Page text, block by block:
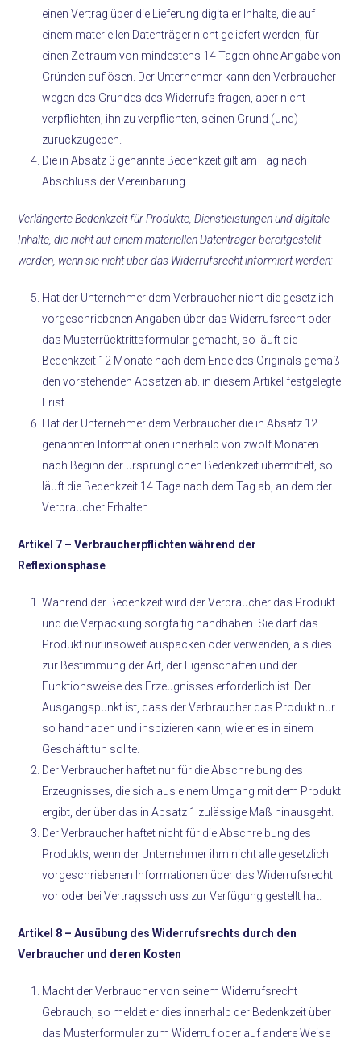
einen Vertrag über die Lieferung digitaler Inhalte, die auf
einem materiellen Datenträger nicht geliefert werden, für
einen Zeitraum von mindestens 14 Tagen ohne Angabe von
Gründen auflösen. Der Unternehmer kann den Verbraucher
wegen des Grundes des Widerrufs fragen, aber nicht
verpflichten, ihn zu verpflichten, seinen Grund (und)
zurückzugeben.
Die in Absatz 3 genannte Bedenkzeit gilt am Tag nach
Abschluss der Vereinbarung.
Verlängerte Bedenkzeit für Produkte, Dienstleistungen und digitale
Inhalte, die nicht auf einem materiellen Datenträger bereitgestellt
werden, wenn sie nicht über das Widerrufsrecht informiert werden:
Hat der Unternehmer dem Verbraucher nicht die gesetzlich
vorgeschriebenen Angaben über das Widerrufsrecht oder
das Musterrücktrittsformular gemacht, so läuft die
Bedenkzeit 12 Monate nach dem Ende des Originals gemäß
den vorstehenden Absätzen ab. in diesem Artikel festgelegte
Frist.
Hat der Unternehmer dem Verbraucher die in Absatz 12
genannten Informationen innerhalb von zwölf Monaten
nach Beginn der ursprünglichen Bedenkzeit übermittelt, so
läuft die Bedenkzeit 14 Tage nach dem Tag ab, an dem der
Verbraucher Erhalten.
Artikel 7 – Verbraucherpflichten während der
Reflexionsphase
Während der Bedenkzeit wird der Verbraucher das Produkt
und die Verpackung sorgfältig handhaben. Sie darf das
Produkt nur insoweit auspacken oder verwenden, als dies
zur Bestimmung der Art, der Eigenschaften und der
Funktionsweise des Erzeugnisses erforderlich ist. Der
Ausgangspunkt ist, dass der Verbraucher das Produkt nur
so handhaben und inspizieren kann, wie er es in einem
Geschäft tun sollte.
Der Verbraucher haftet nur für die Abschreibung des
Erzeugnisses, die sich aus einem Umgang mit dem Produkt
ergibt, der über das in Absatz 1 zulässige Maß hinausgeht.
Der Verbraucher haftet nicht für die Abschreibung des
Produkts, wenn der Unternehmer ihm nicht alle gesetzlich
vorgeschriebenen Informationen über das Widerrufsrecht
vor oder bei Vertragsschluss zur Verfügung gestellt hat.
Artikel 8 – Ausübung des Widerrufsrechts durch den
Verbraucher und deren Kosten
Macht der Verbraucher von seinem Widerrufsrecht
Gebrauch, so meldet er dies innerhalb der Bedenkzeit über
das Musterformular zum Widerruf oder auf andere Weise